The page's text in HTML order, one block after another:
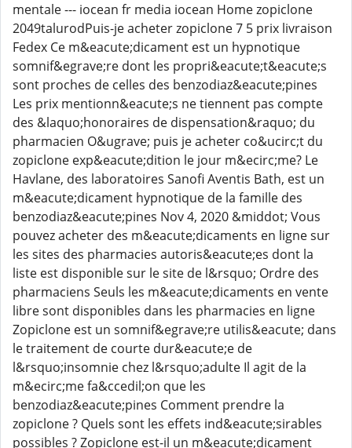
mentale --- iocean fr media iocean Home zopiclone
2049talurodPuis-je acheter zopiclone 7 5 prix livraison
Fedex Ce m&eacute;dicament est un hypnotique
somnif&egrave;re dont les propri&eacute;t&eacute;s
sont proches de celles des benzodiaz&eacute;pines
Les prix mentionn&eacute;s ne tiennent pas compte
des &laquo;honoraires de dispensation&raquo; du
pharmacien O&ugrave; puis je acheter co&ucirc;t du
zopiclone exp&eacute;dition le jour m&ecirc;me? Le
Havlane, des laboratoires Sanofi Aventis Bath, est un
m&eacute;dicament hypnotique de la famille des
benzodiaz&eacute;pines Nov 4, 2020 &middot; Vous
pouvez acheter des m&eacute;dicaments en ligne sur
les sites des pharmacies autoris&eacute;es dont la
liste est disponible sur le site de l&rsquo; Ordre des
pharmaciens Seuls les m&eacute;dicaments en vente
libre sont disponibles dans les pharmacies en ligne
Zopiclone est un somnif&egrave;re utilis&eacute; dans
le traitement de courte dur&eacute;e de
l&rsquo;insomnie chez l&rsquo;adulte Il agit de la
m&ecirc;me fa&ccedil;on que les
benzodiaz&eacute;pines Comment prendre la
zopiclone ? Quels sont les effets ind&eacute;sirables
possibles ? Zopiclone est-il un m&eacute;dicament